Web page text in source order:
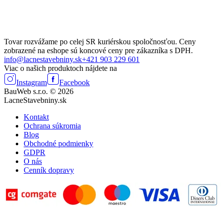
Tovar rozvážame po celej SR kuriérskou spoločnosťou. Ceny
zobrazené na eshope sú koncové ceny pre zákazníka s DPH.
info@lacnestavebniny.sk+421 903 229 601
Viac o našich produktoch nájdete na
Instagram
Facebook
BauWeb s.r.o. © 2026
LacneStavebniny.sk
Kontakt
Ochrana súkromia
Blog
Obchodné podmienky
GDPR
O nás
Cenník dopravy